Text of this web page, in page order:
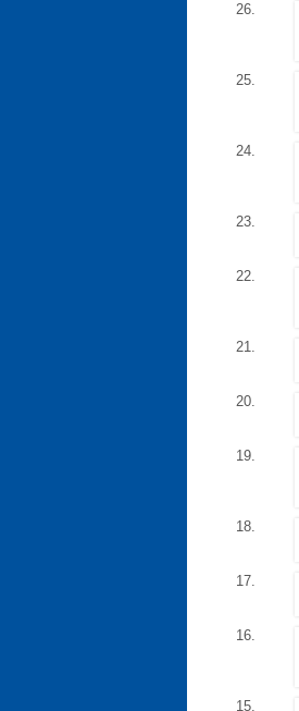
26.
25.
24.
23.
22.
21.
20.
19.
18.
17.
16.
15.